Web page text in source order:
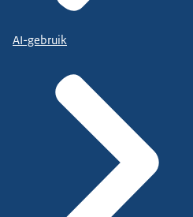
AI-gebruik